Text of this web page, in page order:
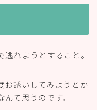
れようとすること。
お誘いしてみようとか
て思うのです。